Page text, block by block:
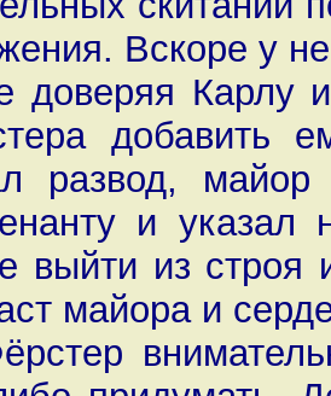
Вскоре у
Карлу и
добавить
развод,
и
выйти из строя
майора и